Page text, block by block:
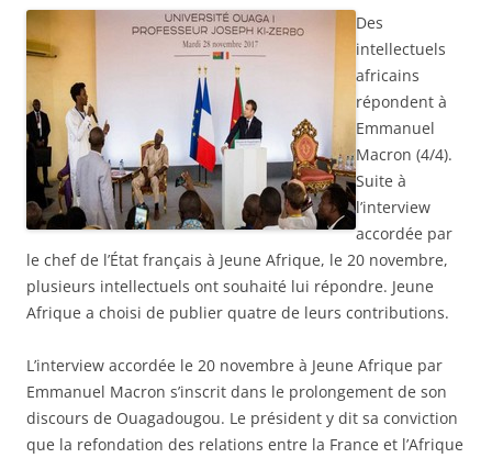
Des
intellectuels
africains
répondent à
Emmanuel
Macron (4/4).
Suite à
l’interview
accordée par
le chef de l’État français à Jeune Afrique, le 20 novembre,
plusieurs intellectuels ont souhaité lui répondre. Jeune
Afrique a choisi de publier quatre de leurs contributions.
L’interview accordée le 20 novembre à Jeune Afrique par
Emmanuel Macron s’inscrit dans le prolongement de son
discours de Ouagadougou. Le président y dit sa conviction
que la refondation des relations entre la France et l’Afrique